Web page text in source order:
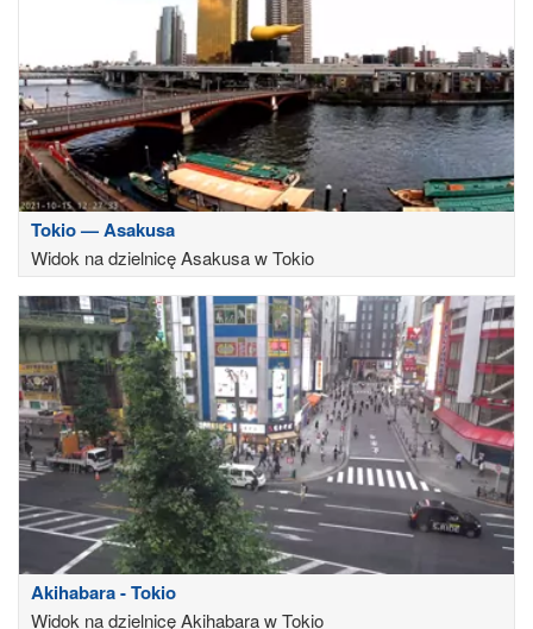
Tokio — Asakusa
Widok na dzielnicę Asakusa w Tokio
Akihabara - Tokio
Widok na dzielnicę Akihabara w Tokio